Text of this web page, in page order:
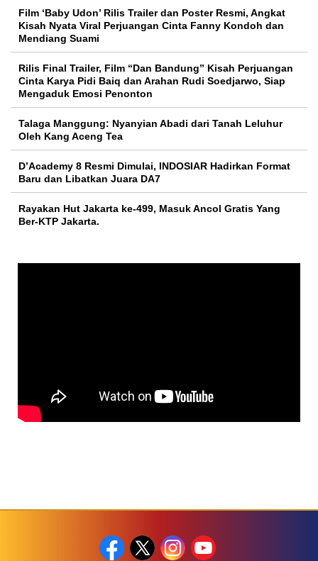
Film ‘Baby Udon’ Rilis Trailer dan Poster Resmi, Angkat
Kisah Nyata Viral Perjuangan Cinta Fanny Kondoh dan
Mendiang Suami
Rilis Final Trailer, Film “Dan Bandung” Kisah Perjuangan
Cinta Karya Pidi Baiq dan Arahan Rudi Soedjarwo, Siap
Mengaduk Emosi Penonton
Talaga Manggung: Nyanyian Abadi dari Tanah Leluhur
Oleh Kang Aceng Tea
D’Academy 8 Resmi Dimulai, INDOSIAR Hadirkan Format
Baru dan Libatkan Juara DA7
Rayakan Hut Jakarta ke-499, Masuk Ancol Gratis Yang
Ber-KTP Jakarta.